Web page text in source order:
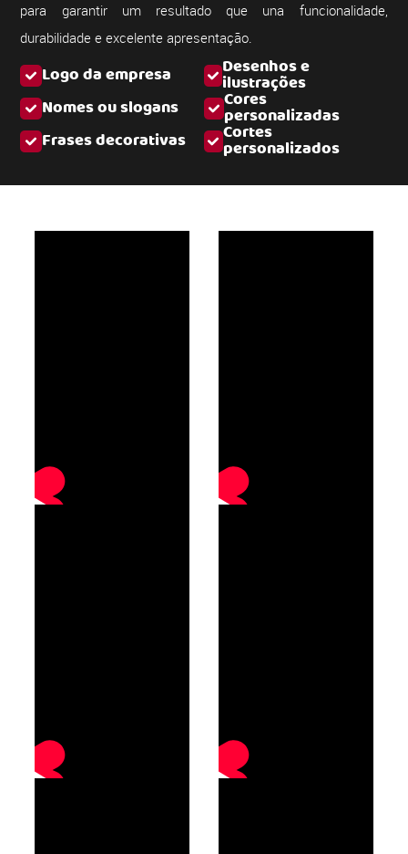
Logo da empresa Desenhos e
ilustrações
Nomes ou slogans
Cores
personalizadas
Frases decorativas
Cortes
personalizados
para garantir um resultado que una funcionalidade,
durabilidade e excelente apresentação.